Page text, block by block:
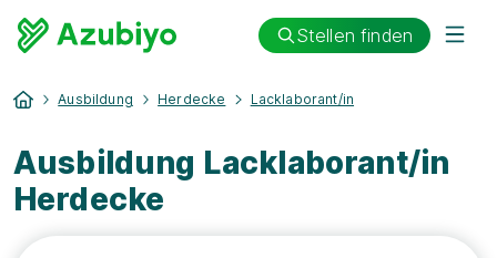
Stellen finden
Ausbildung Herdecke Lacklaborant/in
Ausbildung Lacklaborant/in
Herdecke